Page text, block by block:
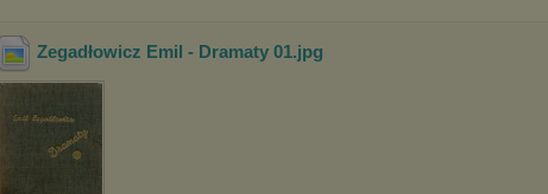
Zegadłowicz Emil - Dramaty 01.jpg